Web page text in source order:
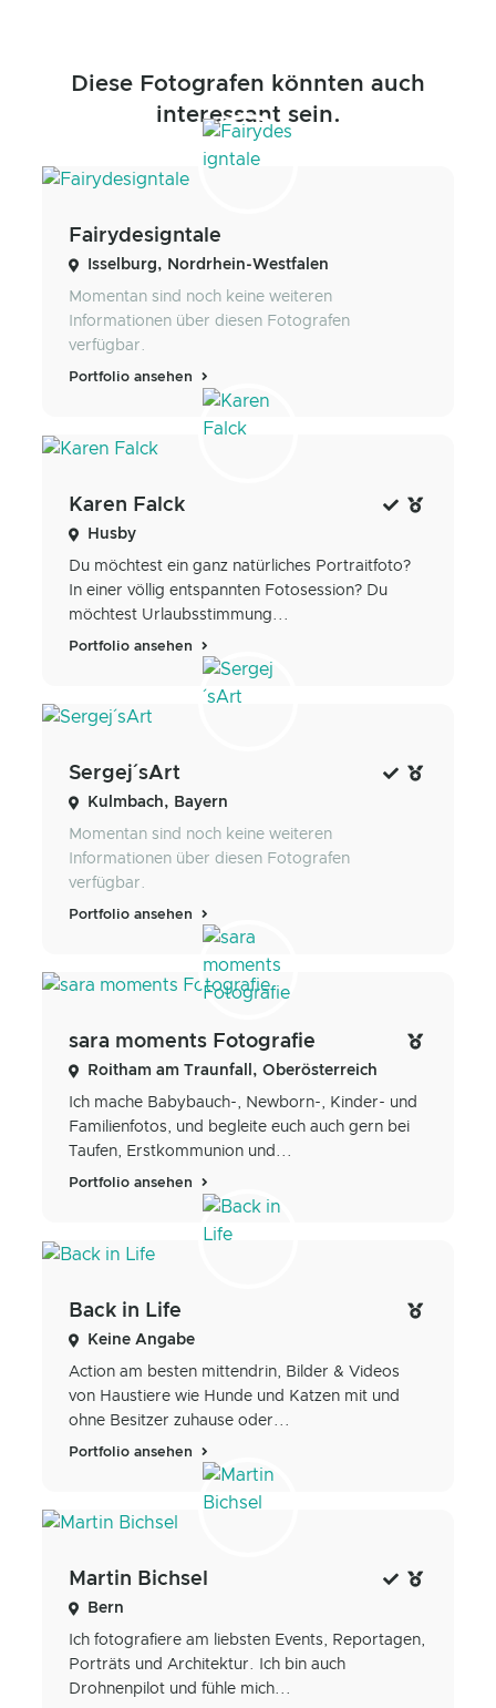
Diese Fotografen könnten auch
interessant sein.
Fairydesigntale
Isselburg, Nordrhein-Westfalen
Momentan sind noch keine weiteren
Informationen über diesen Fotografen
verfügbar.
Portfolio ansehen
Karen Falck
Husby
Du möchtest ein ganz natürliches Portraitfoto?
In einer völlig entspannten Fotosession? Du
möchtest Urlaubsstimmung...
Portfolio ansehen
Sergej´sArt
Kulmbach, Bayern
Momentan sind noch keine weiteren
Informationen über diesen Fotografen
verfügbar.
Portfolio ansehen
sara moments Fotografie
Roitham am Traunfall, Oberösterreich
Ich mache Babybauch-, Newborn-, Kinder- und
Familienfotos, und begleite euch auch gern bei
Taufen, Erstkommunion und...
Portfolio ansehen
Back in Life
Keine Angabe
Action am besten mittendrin, Bilder & Videos
von Haustiere wie Hunde und Katzen mit und
ohne Besitzer zuhause oder...
Portfolio ansehen
Martin Bichsel
Bern
Ich fotografiere am liebsten Events, Reportagen,
Porträts und Architektur. Ich bin auch
Drohnenpilot und fühle mich...